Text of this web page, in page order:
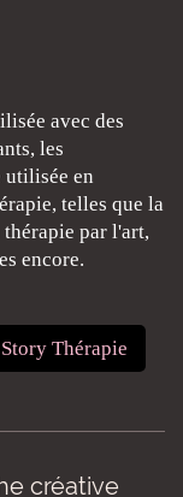
avec des
les
utilisée en
telles que la
par l'art,
encore.
Thérapie
créative